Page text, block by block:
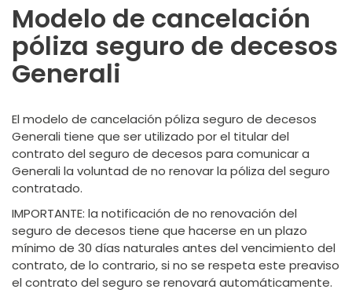
Modelo de cancelación
póliza seguro de decesos
Generali
El modelo de cancelación póliza seguro de decesos
Generali tiene que ser utilizado por el titular del
contrato del seguro de decesos para comunicar a
Generali la voluntad de no renovar la póliza del seguro
contratado.
IMPORTANTE: la notificación de no renovación del
seguro de decesos tiene que hacerse en un plazo
mínimo de 30 días naturales antes del vencimiento del
contrato, de lo contrario, si no se respeta este preaviso
el contrato del seguro se renovará automáticamente.